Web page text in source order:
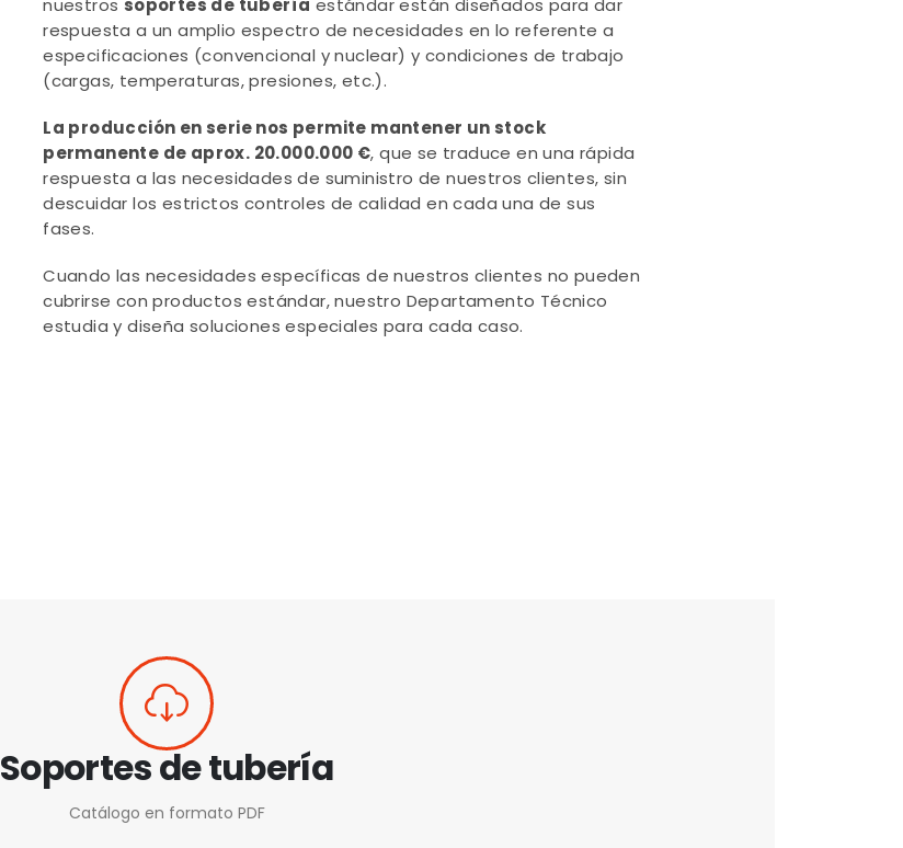
nuestros soportes de tubería estándar están diseñados para dar
respuesta a un amplio espectro de necesidades en lo referente a
especificaciones (convencional y nuclear) y condiciones de trabajo
(cargas, temperaturas, presiones, etc.).
La producción en serie nos permite mantener un stock
permanente de aprox. 20.000.000 €, que se traduce en una rápida
respuesta a las necesidades de suministro de nuestros clientes, sin
descuidar los estrictos controles de calidad en cada una de sus
fases.
Cuando las necesidades específicas de nuestros clientes no pueden
cubrirse con productos estándar, nuestro Departamento Técnico
estudia y diseña soluciones especiales para cada caso.
Soportes de tubería
Catálogo en formato PDF